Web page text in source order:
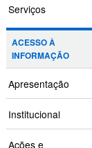
Serviços
ACESSO À
INFORMAÇÃO
Apresentação
Institucional
Ações e